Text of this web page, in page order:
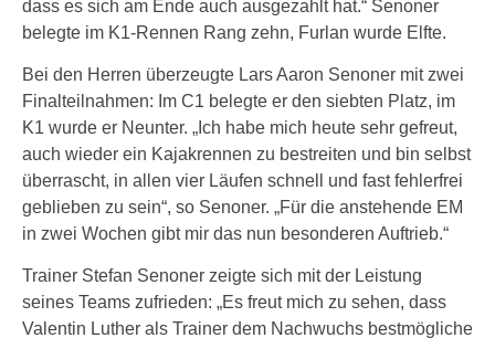
dass es sich am Ende auch ausgezahlt hat.“ Senoner
belegte im K1-Rennen Rang zehn, Furlan wurde Elfte.
Bei den Herren überzeugte Lars Aaron Senoner mit zwei
Finalteilnahmen: Im C1 belegte er den siebten Platz, im
K1 wurde er Neunter. „Ich habe mich heute sehr gefreut,
auch wieder ein Kajakrennen zu bestreiten und bin selbst
überrascht, in allen vier Läufen schnell und fast fehlerfrei
geblieben zu sein“, so Senoner. „Für die anstehende EM
in zwei Wochen gibt mir das nun besonderen Auftrieb.“
Trainer Stefan Senoner zeigte sich mit der Leistung
seines Teams zufrieden: „Es freut mich zu sehen, dass
Valentin Luther als Trainer dem Nachwuchs bestmögliche